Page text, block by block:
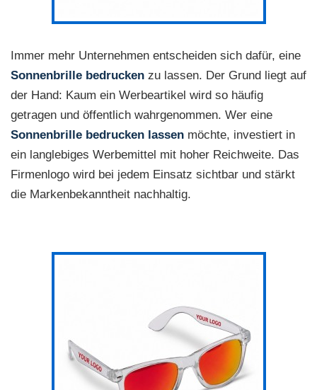
Immer mehr Unternehmen entscheiden sich dafür, eine
Sonnenbrille bedrucken zu lassen. Der Grund liegt auf
der Hand: Kaum ein Werbeartikel wird so häufig
getragen und öffentlich wahrgenommen. Wer eine
Sonnenbrille bedrucken lassen möchte, investiert in
ein langlebiges Werbemittel mit hoher Reichweite. Das
Firmenlogo wird bei jedem Einsatz sichtbar und stärkt
die Markenbekanntheit nachhaltig.